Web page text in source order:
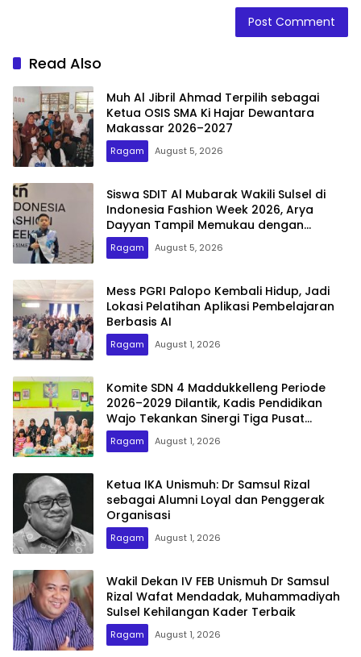
Read Also
Muh Al Jibril Ahmad Terpilih sebagai
Ketua OSIS SMA Ki Hajar Dewantara
Makassar 2026–2027
Ragam August 5, 2026
Siswa SDIT Al Mubarak Wakili Sulsel di
Indonesia Fashion Week 2026, Arya
Dayyan Tampil Memukau dengan
Busana Ulos Simetria
Ragam August 5, 2026
Mess PGRI Palopo Kembali Hidup, Jadi
Lokasi Pelatihan Aplikasi Pembelajaran
Berbasis AI
Ragam August 1, 2026
Komite SDN 4 Maddukkelleng Periode
2026–2029 Dilantik, Kadis Pendidikan
Wajo Tekankan Sinergi Tiga Pusat
Pendidikan
Ragam August 1, 2026
Ketua IKA Unismuh: Dr Samsul Rizal
sebagai Alumni Loyal dan Penggerak
Organisasi
Ragam August 1, 2026
Wakil Dekan IV FEB Unismuh Dr Samsul
Rizal Wafat Mendadak, Muhammadiyah
Sulsel Kehilangan Kader Terbaik
Ragam August 1, 2026